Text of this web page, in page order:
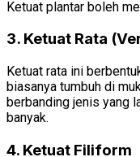
Ketuat plantar boleh
3. Ketuat Rata
Ketuat rata ini
biasanya tumbuh di
berbanding jenis yang
banyak.
4. Ketuat Filiform